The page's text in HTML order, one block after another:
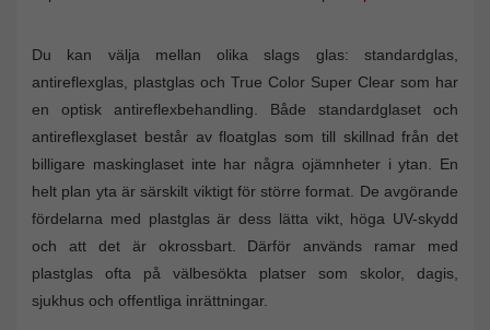
Du kan välja mellan olika slags glas: standardglas,
antireflexglas, plastglas och True Color Super Clear som har
en optisk antireflexbehandling. Både standardglaset och
antireflexglaset består av floatglas som till skillnad från det
billigare maskinglaset inte har några ojämnheter i ytan. En
helt plan yta är särskilt viktigt för större format. De avgörande
fördelarna med plastglas är dess lätta vikt, höga UV-skydd
och att det är okrossbart. Därför används ramar med
plastglas ofta på välbesökta platser som skolor, dagis,
sjukhus och offentliga inrättningar.